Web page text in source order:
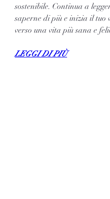
sostenibile. Continua a
saperne di più e inizia il tuo
verso una vita più sana e
LEGGI DI PIÙ